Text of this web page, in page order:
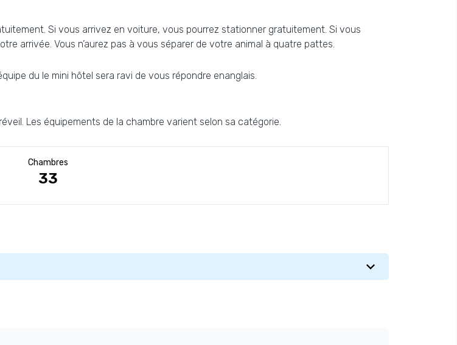
Si vous arrivez en voiture, vous pourrez stationner gratuitement. Si vous
arrivée. Vous n’aurez pas à vous séparer de votre animal à quatre pattes.
du le mini hôtel sera ravi de vous répondre enanglais.
Les équipements de la chambre varient selon sa catégorie.
Chambres
33